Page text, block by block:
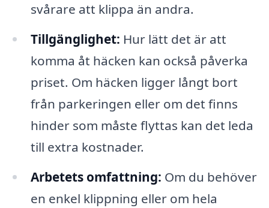
svårare att klippa än andra.
Tillgänglighet: Hur lätt det är att
komma åt häcken kan också påverka
priset. Om häcken ligger långt bort
från parkeringen eller om det finns
hinder som måste flyttas kan det leda
till extra kostnader.
Arbetets omfattning: Om du behöver
en enkel klippning eller om hela